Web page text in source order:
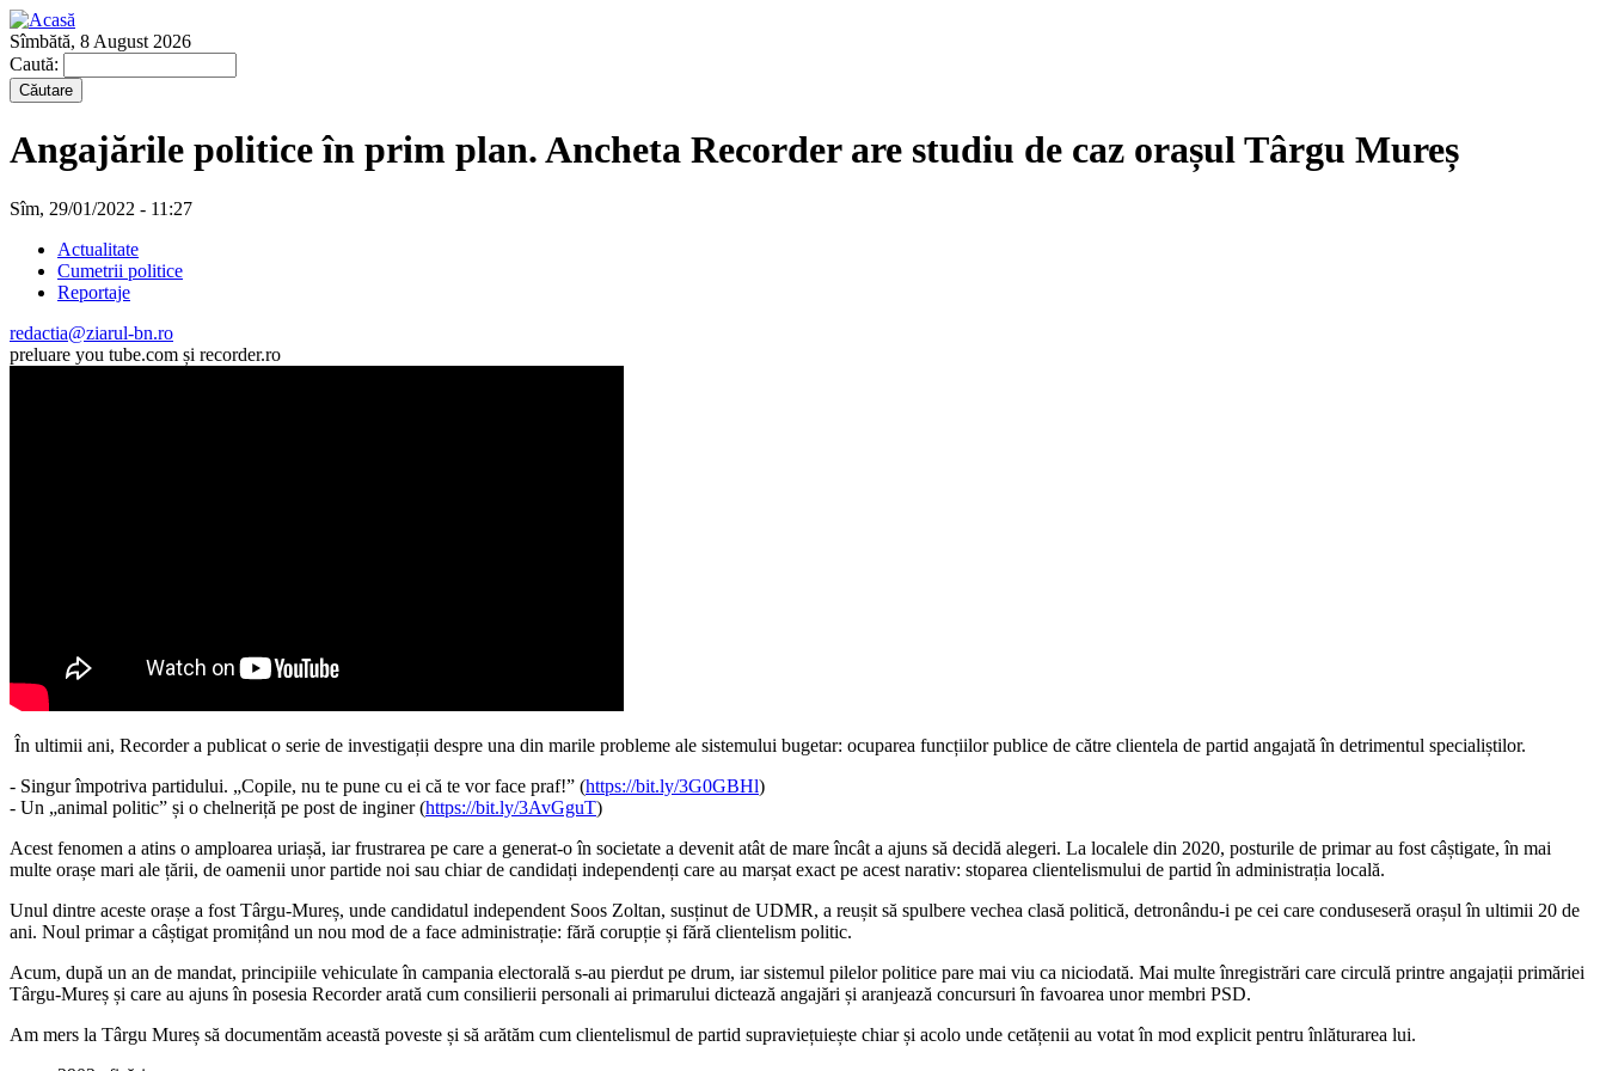
Sîmbătă, 8 August 2026
Caută:
Angajările politice în prim plan. Ancheta Recorder are studiu de caz orașul Târgu Mureș
Sîm, 29/01/2022 - 11:27
Actualitate
Cumetrii politice
Reportaje
redactia@ziarul-bn.ro
preluare you tube.com și recorder.ro
În ultimii ani, Recorder a publicat o serie de investigații despre una din marile probleme ale sistemului bugetar: ocuparea funcțiilor publice de către clientela de partid angajată în detrimentul specialiștilor.
- Singur împotriva partidului. „Copile, nu te pune cu ei că te vor face praf!” (https://bit.ly/3G0GBHl)
- Un „animal politic” și o chelneriță pe post de inginer (https://bit.ly/3AvGguT)
Acest fenomen a atins o amploarea uriașă, iar frustrarea pe care a generat-o în societate a devenit atât de mare încât a ajuns să decidă alegeri. La localele din 2020, posturile de primar au fost câștigate, în mai
multe orașe mari ale țării, de oamenii unor partide noi sau chiar de candidați independenți care au marșat exact pe acest narativ: stoparea clientelismului de partid în administrația locală.
Unul dintre aceste orașe a fost Târgu-Mureș, unde candidatul independent Soos Zoltan, susținut de UDMR, a reușit să spulbere vechea clasă politică, detronându-i pe cei care conduseseră orașul în ultimii 20 de
ani. Noul primar a câștigat promițând un nou mod de a face administrație: fără corupție și fără clientelism politic.
Acum, după un an de mandat, principiile vehiculate în campania electorală s-au pierdut pe drum, iar sistemul pilelor politice pare mai viu ca niciodată. Mai multe înregistrări care circulă printre angajații primăriei
Târgu-Mureș și care au ajuns în posesia Recorder arată cum consilierii personali ai primarului dictează angajări și aranjează concursuri în favoarea unor membri PSD.
Am mers la Târgu Mureș să documentăm această poveste și să arătăm cum clientelismul de partid supraviețuiește chiar și acolo unde cetățenii au votat în mod explicit pentru înlăturarea lui.